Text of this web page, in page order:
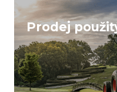
Prodej